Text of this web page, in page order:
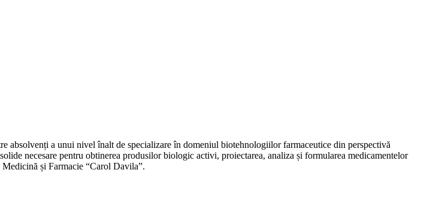
absolvenți a unui nivel înalt de specializare în domeniul biotehnologiilor farmaceutice din perspectivă
necesare pentru obtinerea produsilor biologic activi, proiectarea, analiza și formularea medicamentelor
și Farmacie “Carol Davila”.